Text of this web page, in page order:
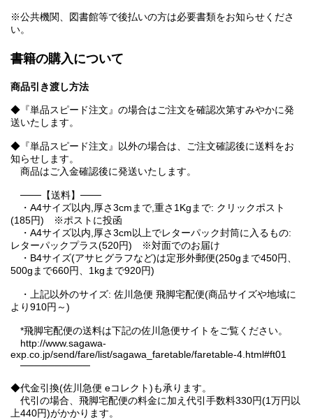
※公共機関、図書館等で後払いの方は必要書類をお知らせくださ
い。
書籍の購入について
商品引き渡し方法
◆『単品スピード注文』の場合はご注文を確認次第すみやかに発
送いたします。
◆『単品スピード注文』以外の場合は、ご注文確認後に送料をお
知らせします。
商品はご入金確認後に発送いたします。
───【送料】───
・A4サイズ以内,厚さ3cmまで,重さ1Kgまで: クリックポスト
(185円) ※ポストに投函
・A4サイズ以内,厚さ3cm以上でレターパック封筒に入るもの:
レターパックプラス(520円) ※対面でのお届け
・B4サイズ(アサヒグラフなど)は定形外郵便(250gまで450円、
500gまで660円、1kgまで920円)
・上記以外のサイズ: 佐川急便 飛脚宅配便(商品サイズや地域に
より910円～)
*飛脚宅配便の送料は下記の佐川急便サイトをご覧ください。
http://www.sagawa-
exp.co.jp/send/fare/list/sagawa_faretable/faretable-4.html#ft01
──────────
◆代金引換(佐川急便 eコレクト)も承ります。
代引の場合、飛脚宅配便の料金に加え代引手数料330円(1万円以
上440円)がかかります。